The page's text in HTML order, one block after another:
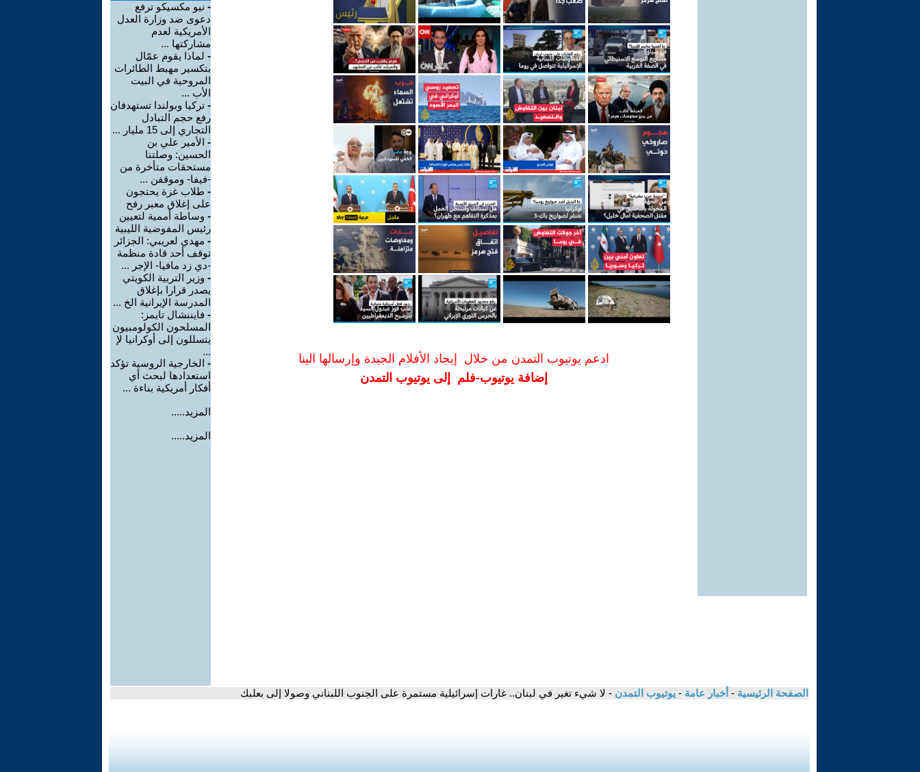
ادعم يوتيوب التمدن من خلال إيجاد الأفلام الجيدة وإرسالها الينا
إضافة يوتيوب-فلم إلى يوتيوب التمدن
- نيو مكسيكو ترفع
دعوى ضد وزارة العدل
الأمريكية لعدم
مشاركتها ...
- لماذا يقوم عمّال
بتكسير مهبط الطائرات
المروحية في البيت
الأب ...
- تركيا وبولندا تستهدفان
رفع حجم التبادل
التجاري إلى 15 مليار ...
- الأمير علي بن
الحسين: وصلتنا
مستحقات متأخرة من
-فيفا- وموقفن ...
- طلاب غزة يحتجون
على إغلاق معبر رفح
- وساطة أممية لتعيين
رئيس المفوضية الليبية
- مهدي لعريبي: الجزائر
توقف أحد قادة منظمة
-دي زد مافيا- الإجر ...
- وزير التربية الكويتي
يصدر قرارا بإغلاق
المدرسة الإيرانية الخ ...
- فايننشال تايمز:
المسلحون الكولومبيون
يتسللون إلى أوكرانيا لإ
...
- الخارجية الروسية تؤكد
استعدادها لبحث أي
أفكار أمريكية بناءة ...
المزيد.....
المزيد.....
الصفحة الرئيسية - أخبار عامة - يوتيوب التمدن - لا شيء تغير في لبنان.. غارات إسرائيلية مستمرة على الجنوب اللبناني وصولا إلى بعلبك